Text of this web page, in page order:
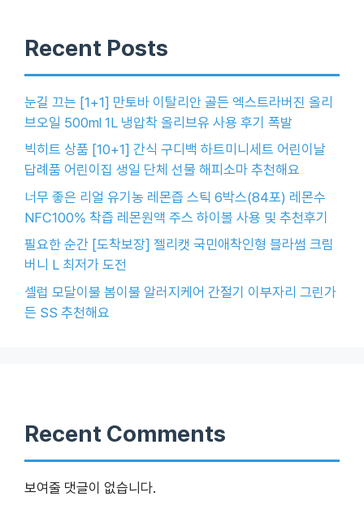
Recent Posts
눈길 끄는 [1+1] 만토바 이탈리안 골든 엑스트라버진 올리
브오일 500ml 1L 냉압착 올리브유 사용 후기 폭발
빅히트 상품 [10+1] 간식 구디백 하트미니세트 어린이날
답례품 어린이집 생일 단체 선물 해피소마 추천해요
너무 좋은 리얼 유기농 레몬즙 스틱 6박스(84포) 레몬수
NFC100% 착즙 레몬원액 주스 하이볼 사용 및 추천후기
필요한 순간 [도착보장] 젤리캣 국민애착인형 블라썸 크림
버니 L 최저가 도전
셀럽 모달이불 봄이불 알러지케어 간절기 이부자리 그린가
든 SS 추천해요
Recent Comments
보여줄 댓글이 없습니다.